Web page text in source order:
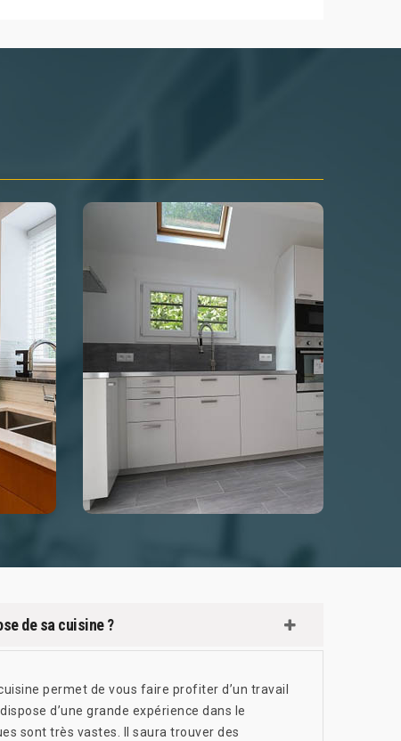
de sa cuisine ?
permet de vous faire profiter d’un travail
d’une grande expérience dans le
sont très vastes. Il saura trouver des